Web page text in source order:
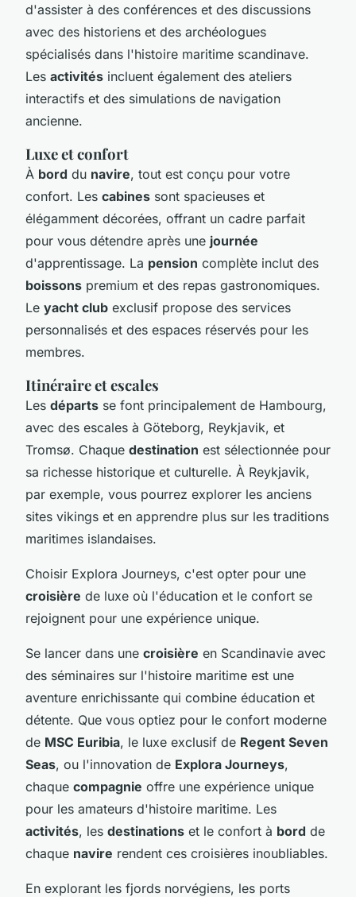
d'assister à des conférences et des discussions
avec des historiens et des archéologues
spécialisés dans l'histoire maritime scandinave.
Les activités incluent également des ateliers
interactifs et des simulations de navigation
ancienne.
Luxe et confort
À bord du navire, tout est conçu pour votre
confort. Les cabines sont spacieuses et
élégamment décorées, offrant un cadre parfait
pour vous détendre après une journée
d'apprentissage. La pension complète inclut des
boissons premium et des repas gastronomiques.
Le yacht club exclusif propose des services
personnalisés et des espaces réservés pour les
membres.
Itinéraire et escales
Les départs se font principalement de Hambourg,
avec des escales à Göteborg, Reykjavik, et
Tromsø. Chaque destination est sélectionnée pour
sa richesse historique et culturelle. À Reykjavik,
par exemple, vous pourrez explorer les anciens
sites vikings et en apprendre plus sur les traditions
maritimes islandaises.
Choisir Explora Journeys, c'est opter pour une
croisière de luxe où l'éducation et le confort se
rejoignent pour une expérience unique.
Se lancer dans une croisière en Scandinavie avec
des séminaires sur l'histoire maritime est une
aventure enrichissante qui combine éducation et
détente. Que vous optiez pour le confort moderne
de MSC Euribia, le luxe exclusif de Regent Seven
Seas, ou l'innovation de Explora Journeys,
chaque compagnie offre une expérience unique
pour les amateurs d'histoire maritime. Les
activités, les destinations et le confort à bord de
chaque navire rendent ces croisières inoubliables.
En explorant les fjords norvégiens, les ports